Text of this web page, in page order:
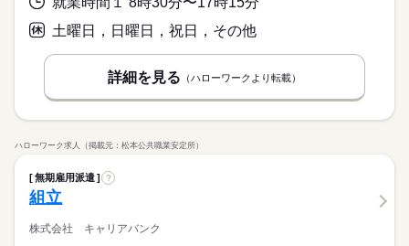
土曜日，日曜日，祝日，その他
詳細を見る （ハローワークより転載）
ハローワーク求人（掲載元：松本公共職業安定所）
無期雇用派遣 ?
組立
株式会社 キャリアバンク